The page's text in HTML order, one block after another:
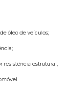
óleo de veículos;
resistência estrutural;